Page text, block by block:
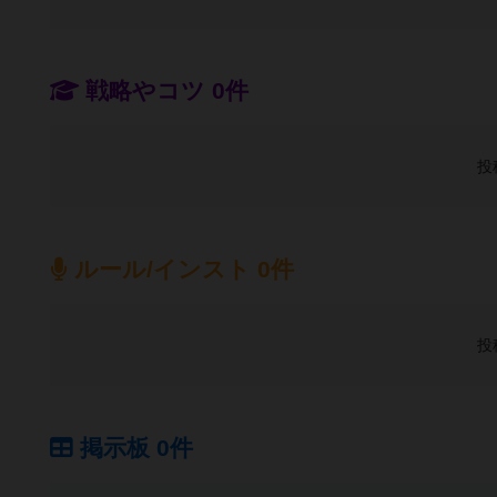
戦略やコツ 0件
投
ルール/インスト 0件
投
掲示板 0件